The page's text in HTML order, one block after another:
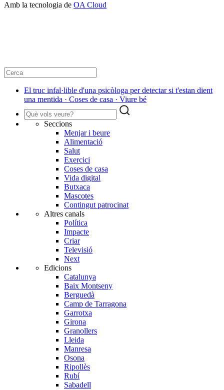
Amb la tecnologia de OA Cloud
El truc infal·lible d'una psicòloga per detectar si t'estan dient
una mentida · Coses de casa · Viure bé
Seccions
Menjar i beure
Alimentació
Salut
Exercici
Coses de casa
Vida digital
Butxaca
Mascotes
Contingut patrocinat
Altres canals
Política
Impacte
Criar
Televisió
Next
Edicions
Catalunya
Baix Montseny
Berguedà
Camp de Tarragona
Garrotxa
Girona
Granollers
Lleida
Manresa
Osona
Ripollès
Rubí
Sabadell